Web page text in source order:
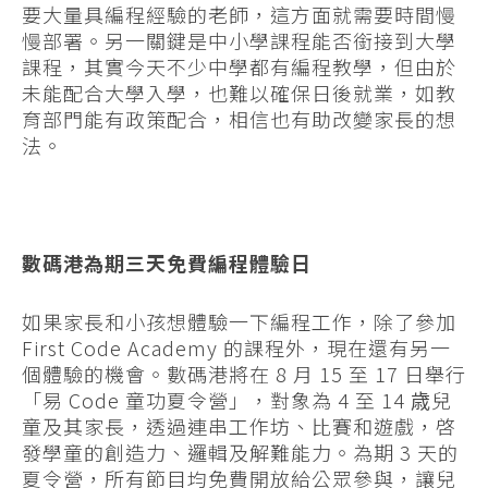
要大量具編程經驗的老師，這方面就需要時間慢
慢部署。另一關鍵是中小學課程能否銜接到大學
課程，其實今天不少中學都有編程教學，但由於
未能配合大學入學，也難以確保日後就業，如教
育部門能有政策配合，相信也有助改變家長的想
法。
數碼港為期三天免費編程體驗日
如果家長和小孩想體驗一下編程工作，除了參加
First Code Academy 的課程外，現在還有另一
個體驗的機會。數碼港將在 8 月 15 至 17 日舉行
「易 Code 童功夏令營」，對象為 4 至 14 歳兒
童及其家長，透過連串工作坊、比賽和遊戲，啓
發學童的創造力、邏輯及解難能力。為期 3 天的
夏令營，所有節目均免費開放給公眾參與，讓兒